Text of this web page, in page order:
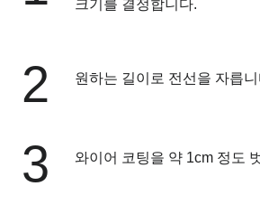
크기를 결정합니다.
2 원하는 길이로 전선을 자릅니
3 와이어 코팅을 약 1cm 정도